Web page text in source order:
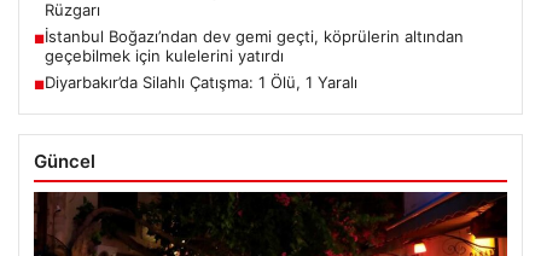
Rüzgarı
■İstanbul Boğazı’ndan dev gemi geçti, köprülerin altından
geçebilmek için kulelerini yatırdı
■Diyarbakır’da Silahlı Çatışma: 1 Ölü, 1 Yaralı
Güncel